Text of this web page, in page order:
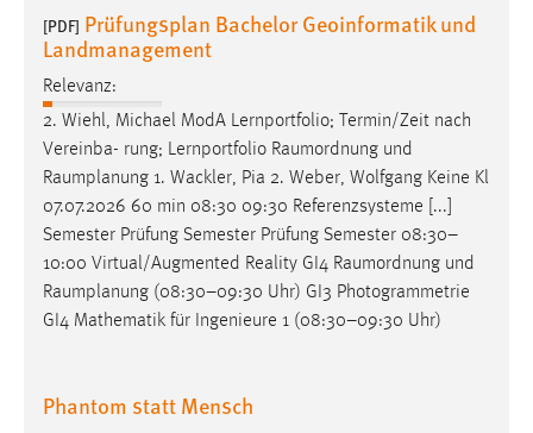
[PDF] Prüfungsplan Bachelor Geoinformatik und
Landmanagement
Relevanz:
2. Wiehl, Michael ModA Lernportfolio; Termin/Zeit nach
Vereinba- rung; Lernportfolio Raumordnung und
Raumplanung 1. Wackler, Pia 2. Weber, Wolfgang Keine Kl
07.07.2026 60 min 08:30 09:30 Referenzsysteme [...]
Semester Prüfung Semester Prüfung Semester 08:30–
10:00 Virtual/Augmented Reality GI4 Raumordnung und
Raumplanung (08:30–09:30 Uhr) GI3 Photogrammetrie
GI4 Mathematik für Ingenieure 1 (08:30–09:30 Uhr)
Phantom statt Mensch
Name:
_pk_ref, _pk_cvar, _pk_id, _pk_ses
Zweck:
Zugriffsstatistik
Cookie Laufzeit:
Max. 13 Monate
MARKETING
Marketing Cookies werden von Drittanbietern
hinweg verfolgen.